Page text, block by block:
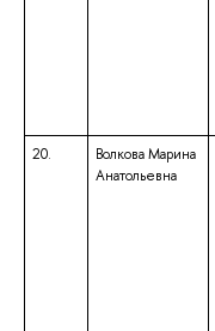
20.
Волкова Марина
Анатольевна